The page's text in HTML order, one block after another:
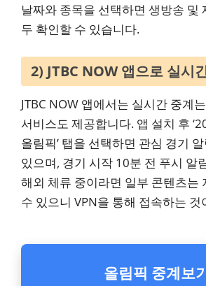
날짜와 종목을 선택하면 생방송 및
두 확인할 수 있습니다.
2) JTBC NOW 앱으로 실시
JTBC NOW 앱에서는 실시간 중계
서비스도 제공합니다. 앱 설치 후
올림픽’ 탭을 선택하면 관심 경기
있으며, 경기 시작 10분 전 푸시 알
해외 체류 중이라면 일부 콘텐츠는
수 있으니 VPN을 통해 접속하는 것
올림픽 중계보